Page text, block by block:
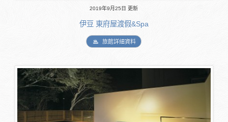
2019年9月25日 更新
伊豆 東府屋渡假&Spa
旅館詳細資料